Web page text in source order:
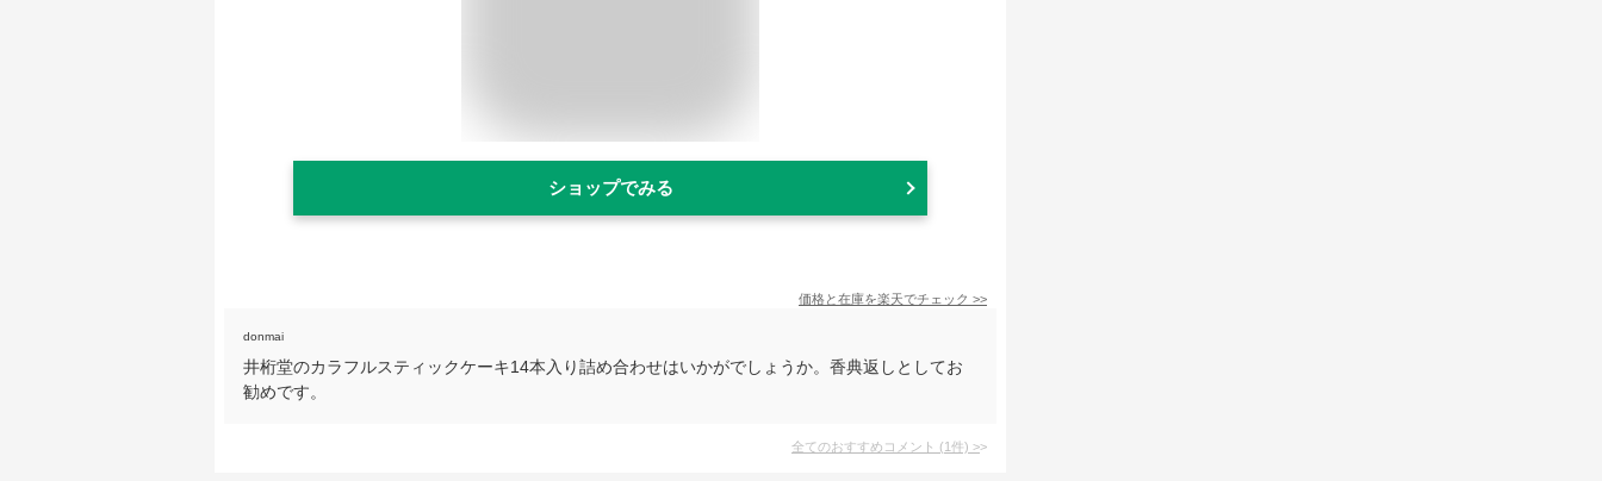
ショップでみる
価格と在庫を楽天でチェック >>
donmai
井桁堂のカラフルスティックケーキ14本入り詰め合わせはいかがでしょうか。香典返しとしてお
勧めです。
全てのおすすめコメント (1件) >